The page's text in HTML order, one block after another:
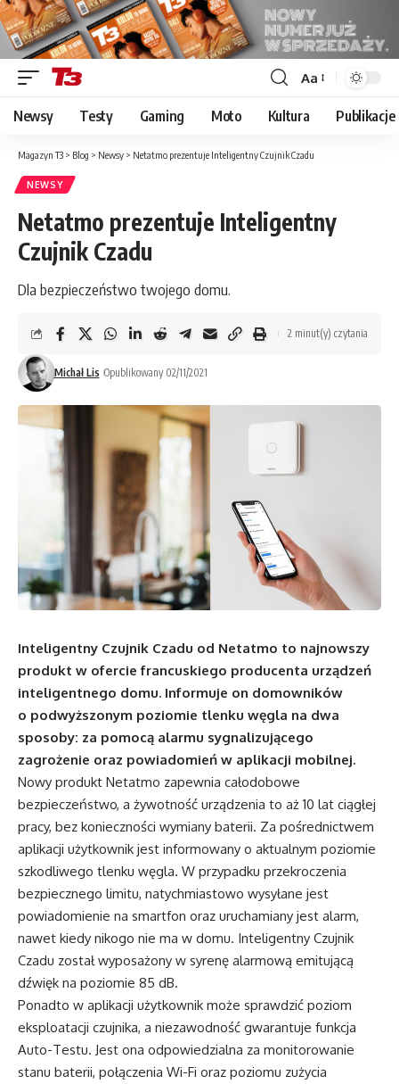
Font
Resizer
Aa
Newsy Testy Gaming Moto Kultura Publikacje
Magazyn T3 > Blog > Newsy > Netatmo prezentuje Inteligentny Czujnik Czadu
NEWSY
Netatmo prezentuje Inteligentny
Czujnik Czadu
Dla bezpieczeństwo twojego domu.
Michał Lis Opublikowany 02/11/2021
2 minut(y) czytania
Inteligentny Czujnik Czadu od Netatmo to najnowszy
produkt w ofercie francuskiego producenta urządzeń
inteligentnego domu. Informuje on domowników
o podwyższonym poziomie tlenku węgla na dwa
sposoby: za pomocą alarmu sygnalizującego
zagrożenie oraz powiadomień w aplikacji mobilnej.
Nowy produkt Netatmo zapewnia całodobowe
bezpieczeństwo, a żywotność urządzenia to aż 10 lat ciągłej
pracy, bez konieczności wymiany baterii. Za pośrednictwem
aplikacji użytkownik jest informowany o aktualnym poziomie
szkodliwego tlenku węgla. W przypadku przekroczenia
bezpiecznego limitu, natychmiastowo wysyłane jest
powiadomienie na smartfon oraz uruchamiany jest alarm,
nawet kiedy nikogo nie ma w domu. Inteligentny Czujnik
Czadu został wyposażony w syrenę alarmową emitującą
dźwięk na poziomie 85 dB.
Ponadto w aplikacji użytkownik może sprawdzić poziom
eksploatacji czujnika, a niezawodność gwarantuje funkcja
Auto-Testu. Jest ona odpowiedzialna za monitorowanie
stanu baterii, połączenia Wi-Fi oraz poziomu zużycia